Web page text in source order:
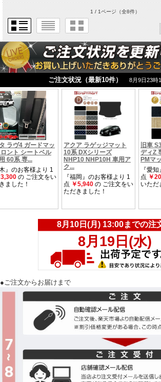
1 / 1ページ（全8件）
●ご注文からお届けまで